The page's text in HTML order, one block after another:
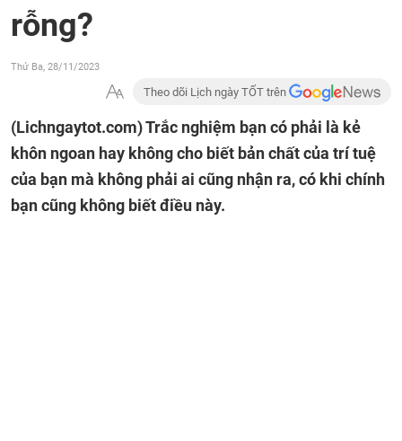
rỗng?
Thứ Ba, 28/11/2023
Theo dõi Lịch ngày TỐT trên
(Lichngaytot.com)Trắc nghiệm bạn có phải là kẻ
khôn ngoan hay không cho biết bản chất của trí tuệ
của bạn mà không phải ai cũng nhận ra, có khi chính
bạn cũng không biết điều này.